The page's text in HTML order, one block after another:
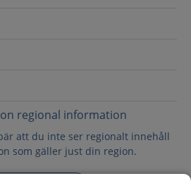
regional information
att du inte ser regionalt innehåll
som gäller just din region.